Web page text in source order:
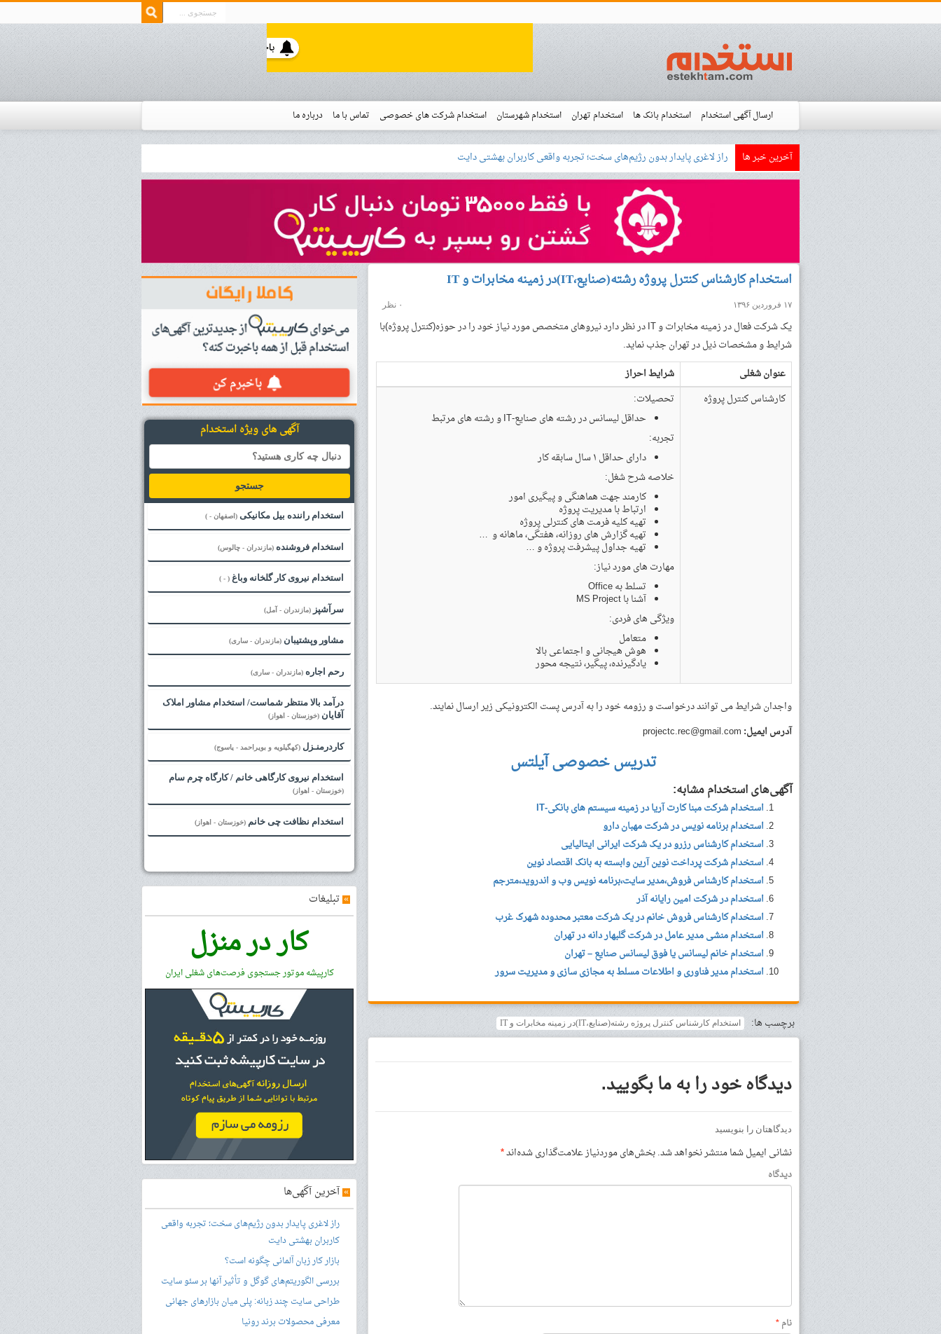
ارسال آگهی استخدام استخدام بانک ها استخدام تهران استخدام شهرستان استخدام شرکت های خصوصی تماس با ما
درباره ما
نوار زمان استخدام
استخدام شده ها
آموزش فروشگاه استخدام
آخرین خبر ها بازار کار زبان آلمانی چگونه
استخدام کارشناس کنترل پروژه رشته(صنایع،IT)در زمینه مخابرات و IT
۱۷ فروردین ۱۳۹۶ ۰ نظر
یک شرکت فعال در زمینه مخابرات و IT در نظر دارد نیروهای متخصص مورد نیاز خود را در حوزه(کنترل پروژه)با
شرایط و مشخصات ذیل در تهران جذب نماید.
عنوان شغلی
شرایط احراز
کارشناس کنترل پروژه
تحصیلات:
حداقل لیسانس در رشته های صنایع-IT و رشته های مرتبط
تجربه:
دارای حداقل ۱ سال سابقه کار
خلاصه شرح شغل:
کارمند جهت هماهنگی و پیگیری امور
ارتباط با مدیریت پروژه
تهیه کلیه فرمت های کنترلی پروژه
تهیه گزارش های روزانه، هفتگی، ماهانه و …
تهیه جداول پیشرفت پروژه و …
مهارت های مورد نیاز:
تسلط به Office
آشنا با MS Project
ویژگی های فردی:
متعامل
هوش هیجانی و اجتماعی بالا
یادگیرنده، پیگیر، نتیجه محور
واجدان شرایط می توانند درخواست و رزومه خود را به آدرس پست الکترونیکی زیر ارسال نمایند.
آدرس ایمیل: projectc.rec@gmail.com
تدریس خصوصی آیلتس
آگهی‌های استخدام مشابه:
استخدام شرکت مبنا کارت آریا در زمینه سیستم های بانکی-IT
استخدام برنامه نویس در شرکت مهبان دارو
استخدام کارشناس رزرو در یک شرکت ایرانی ایتالیایی
استخدام شرکت پرداخت نوین آرین وابسته به بانک اقتصاد نوین
استخدام کارشناس فروش،مدیر سایت،برنامه نویس وب و اندروید،مترجم
استخدام در شرکت امین رایانه آذر
استخدام کارشناس فروش خانم در یک شرکت معتبر محدوده شهرک غرب
استخدام منشی مدیر عامل در شرکت گلبهار دانه در تهران
استخدام خانم لیسانس یا فوق لیسانس صنایع – تهران
استخدام مدیر فناوری و اطلاعات مسلط به مجازی سازی و مدیریت سرور
برچسب ها: استخدام کارشناس کنترل پروژه رشته(صنایع،IT)در زمینه مخابرات و IT
دیدگاه خود را به ما بگویید.
دیدگاهتان را بنویسید
نشانی ایمیل شما منتشر نخواهد شد.بخش‌های موردنیاز علامت‌گذاری شده‌اند*
دیدگاه
نام*
آگهی های ویژه استخدام
جستجو
استخدام راننده بیل مکانیکی (اصفهان - )
استخدام فروشنده (مازندران - چالوس)
استخدام نیروی کار گلخانه وباغ ( - )
سرآشپز (مازندران - آمل)
مشاور وپشتیبان (مازندران - ساری)
رحم اجاره (مازندران - ساری)
درآمد بالا منتظر شماست/ استخدام مشاور املاک
آقایان (خوزستان - اهواز)
کاردرمنـزل (کهگیلویه و بویراحمد - یاسوج)
استخدام نیروی کارگاهی خانم / کارگاه چرم سام
(خوزستان - اهواز)
استخدام نظافت چی خانم (خوزستان - اهواز)
»تبلیغات
کار در منزل
کارپیشه موتور جستجوی فرصت‌های شغلی ایران
»آخرین آگهی‌ها
راز لاغری پایدار بدون رژیم‌های سخت؛ تجربه واقعی
کاربران بهشتی دایت
بازار کار زبان آلمانی چگونه است؟
بررسی الگوریتم‌های گوگل و تأثیر آنها بر سئو سایت
طراحی سایت چند زبانه: پلی میان بازارهای جهانی
معرفی محصولات برند رونیا